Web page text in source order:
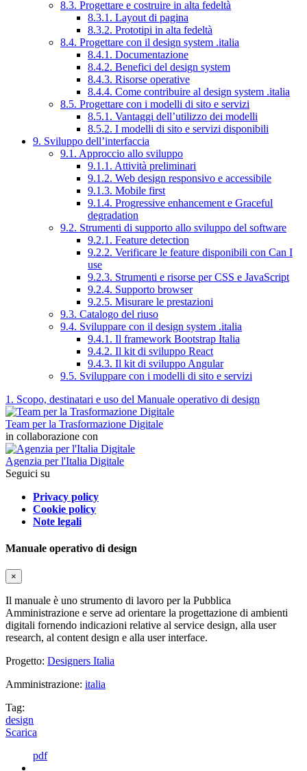
8.3. Progettare e costruire in alta fedeltà
8.3.1. Layout di pagina
8.3.2. Prototipi in alta fedeltà
8.4. Progettare con il design system .italia
8.4.1. Documentazione
8.4.2. Benefici del design system
8.4.3. Risorse operative
8.4.4. Come contribuire al design system .italia
8.5. Progettare con i modelli di sito e servizi
8.5.1. Vantaggi dell’utilizzo dei modelli
8.5.2. I modelli di sito e servizi disponibili
9. Sviluppo dell’interfaccia
9.1. Approccio allo sviluppo
9.1.1. Attività preliminari
9.1.2. Web design responsivo e accessibile
9.1.3. Mobile first
9.1.4. Progressive enhancement e Graceful
degradation
9.2. Strumenti di supporto allo sviluppo del software
9.2.1. Feature detection
9.2.2. Verificare le feature disponibili con Can I
use
9.2.3. Strumenti e risorse per CSS e JavaScript
9.2.4. Supporto browser
9.2.5. Misurare le prestazioni
9.3. Catalogo del riuso
9.4. Sviluppare con il design system .italia
9.4.1. Il framework Bootstrap Italia
9.4.2. Il kit di sviluppo React
9.4.3. Il kit di sviluppo Angular
9.5. Sviluppare con i modelli di sito e servizi
1. Scopo, destinatari e uso del Manuale operativo di design
Team per la Trasformazione Digitale
in collaborazione con
Agenzia per l'Italia Digitale
Seguici su
Privacy policy
Cookie policy
Note legali
Manuale operativo di design
×
Il manuale è uno strumento di lavoro per la Pubblica
Amministrazione e serve ad orientare la progettazione di ambienti
digitali fornendo indicazioni relative al service design, alla user
research, al content design e alla user interface.
Progetto: Designers Italia
Amministrazione: italia
Tag:
design
Scarica
pdf